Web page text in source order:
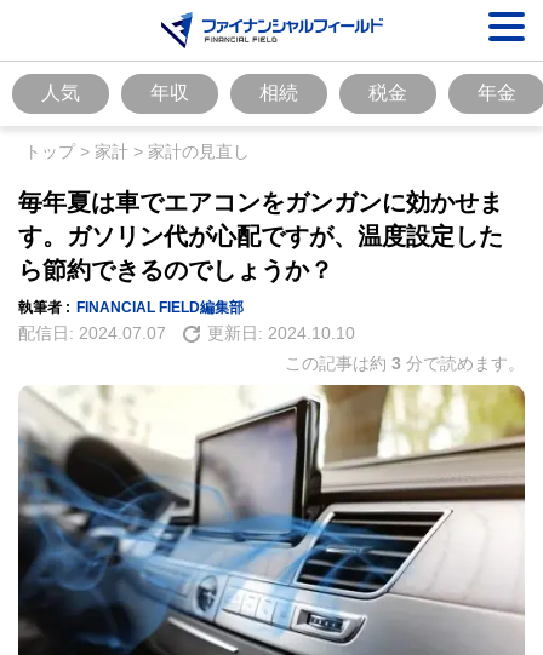
人気 年収 相続 税金 年金
トップ> 家計 > 家計の見直し
毎年夏は車でエアコンをガンガンに効かせま
す。ガソリン代が心配ですが、温度設定した
ら節約できるのでしょうか？
執筆者 : FINANCIAL FIELD編集部
配信日: 2024.07.07 更新日: 2024.10.10
この記事は約 3 分で読めます。